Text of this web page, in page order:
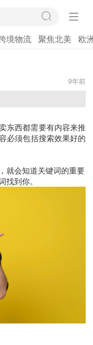
境物流 聚焦北美 欧
9年前
东西都需要有内容来推
必须包括搜索效果好的
就会知道关键词的重要
到你。